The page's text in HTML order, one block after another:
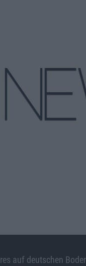
auf deutschen